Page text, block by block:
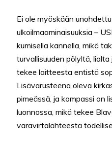
Ei ole myöskään
ulkoilmaominaisuuksia –
kumisella kannella, mikä
turvallisuuden pölyltä,
tekee laitteesta entistä
Lisävarusteena oleva
pimeässä, ja kompassi on
luonnossa, mikä tekee
varavirtalähteestä